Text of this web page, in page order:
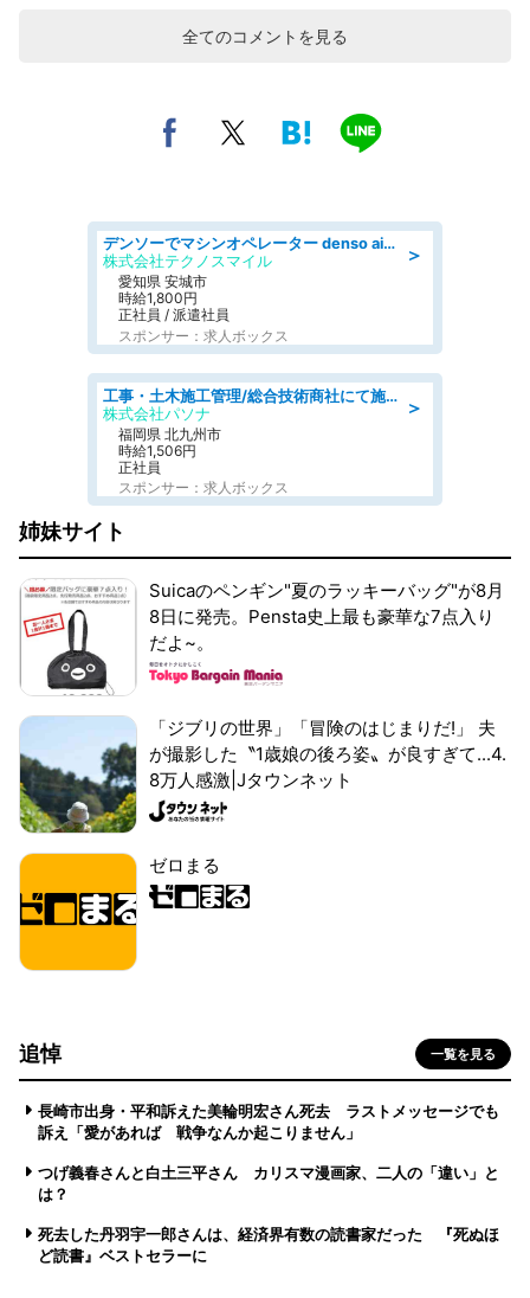
全てのコメントを見る
＞
デンソーでマシンオペレーター denso aichi
株式会社テクノスマイル
愛知県 安城市
時給1,800円
正社員 / 派遣社員
スポンサー：求人ボックス
＞
工事・土木施工管理/総合技術商社にて施工管理のお仕事/即日勤務可/車通勤可/工事・土木施工管理/生産・品質管理
株式会社パソナ
福岡県 北九州市
時給1,506円
正社員
スポンサー：求人ボックス
姉妹サイト
Suicaのペンギン"夏のラッキーバッグ"が8月
8日に発売。Pensta史上最も豪華な7点入り
だよ~。
「ジブリの世界」「冒険のはじまりだ!」 夫
が撮影した〝1歳娘の後ろ姿〟が良すぎて...4.
8万人感激|Jタウンネット
ゼロまる
追悼 一覧を見る
長崎市出身・平和訴えた美輪明宏さん死去 ラストメッセージでも
訴え「愛があれば 戦争なんか起こりません」
つげ義春さんと白土三平さん カリスマ漫画家、二人の「違い」と
は？
死去した丹羽宇一郎さんは、経済界有数の読書家だった 『死ぬほ
ど読書』ベストセラーに